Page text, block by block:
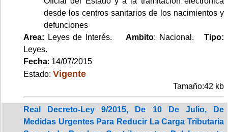
desde los centros sanitarios de los nacimientos y
defunciones
Area: Leyes de Interés.Ambito: Nacional.Tipo:
Leyes.
Fecha: 14/07/2015
Estado: Vigente
Tamaño:42 kb
Real Decreto-Ley 9/2015, De 10 De Julio, De
Medidas Urgentes Para Reducir La Carga Tributaria